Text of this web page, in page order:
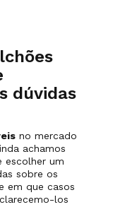
dúvidas
no mercado
achamos
escolher um
sobre os
em que casos
los